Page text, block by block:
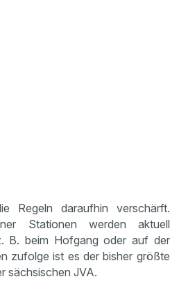
Regeln daraufhin verschärft.
Stationen werden aktuell
B. beim Hofgang oder auf der
zufolge ist es der bisher größte
sächsischen JVA.